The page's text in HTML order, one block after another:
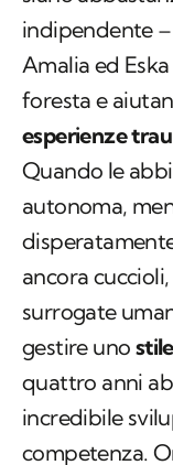
indipendente
Amalia ed
foresta e
esperienze
Quando le
autonoma,
ancora
surrogate
gestire uno
quattro anni
incredibile
competenza.